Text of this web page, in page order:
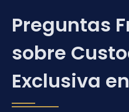
Preguntas
sobre
Exclusiva